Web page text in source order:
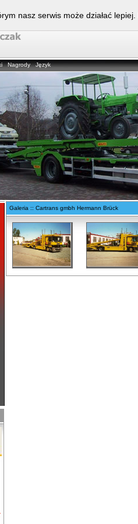
Nagrody Język
Galeria :: Cartrans gmbh Hermann Brück
nasz serwis może działać lepiej.